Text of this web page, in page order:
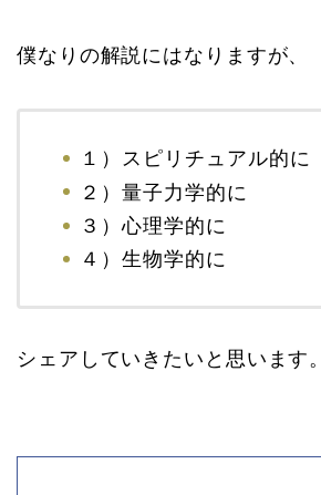
僕なりの解説にはなりますが、
１）スピリチュアル的に
２）量子力学的に
３）心理学的に
４）生物学的に
シェアしていきたいと思います。